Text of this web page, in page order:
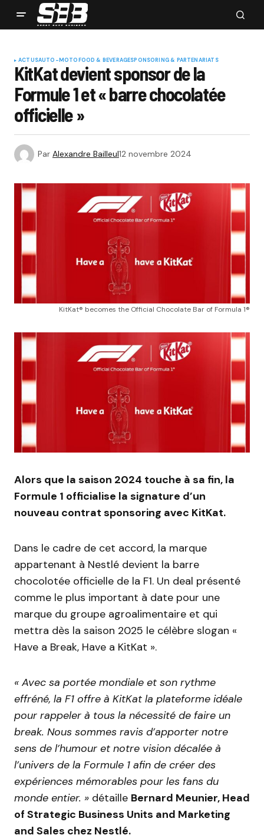
ACTUSAUTO-MOTOFOOD & BEVERAGESPONSORING & PARTENARIATS
KitKat devient sponsor de la
Formule 1 et « barre chocolatée
officielle »
Par Alexandre Bailleul12 novembre 2024
KitKat® becomes the Official Chocolate Bar of Formula 1®
Alors que la saison 2024 touche à sa fin, la
Formule 1 officialise la signature d’un
nouveau contrat sponsoring avec KitKat.
Dans le cadre de cet accord, la marque
appartenant à Nestlé devient la barre
chocolotée officielle de la F1. Un deal présenté
comme le plus important à date pour une
marque du groupe agroalimentaire et qui
mettra dès la saison 2025 le célèbre slogan «
Have a Break, Have a KitKat ».
« Avec sa portée mondiale et son rythme
effréné, la F1 offre à KitKat la plateforme idéale
pour rappeler à tous la nécessité de faire un
break. Nous sommes ravis d’apporter notre
sens de l’humour et notre vision décalée à
l’univers de la Formule 1 afin de créer des
expériences mémorables pour les fans du
monde entier. » détaille Bernard Meunier, Head
of Strategic Business Units and Marketing
and Sales chez Nestlé.